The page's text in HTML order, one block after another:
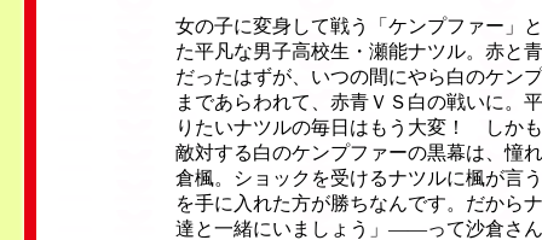
女の子に変身して戦う「ケンプファー」
た平凡な男子高校生・瀬能ナツル。赤と
だったはずが、いつの間にやら白のケン
まであらわれて、赤青ＶＳ白の戦いに。
りたいナツルの毎日はもう大変！ しか
敵対する白のケンプファーの黒幕は、憧
倉楓。ショックを受けるナツルに楓が言
を手に入れた方が勝ちなんです。だから
達と一緒にいましょう」——って沙倉さ